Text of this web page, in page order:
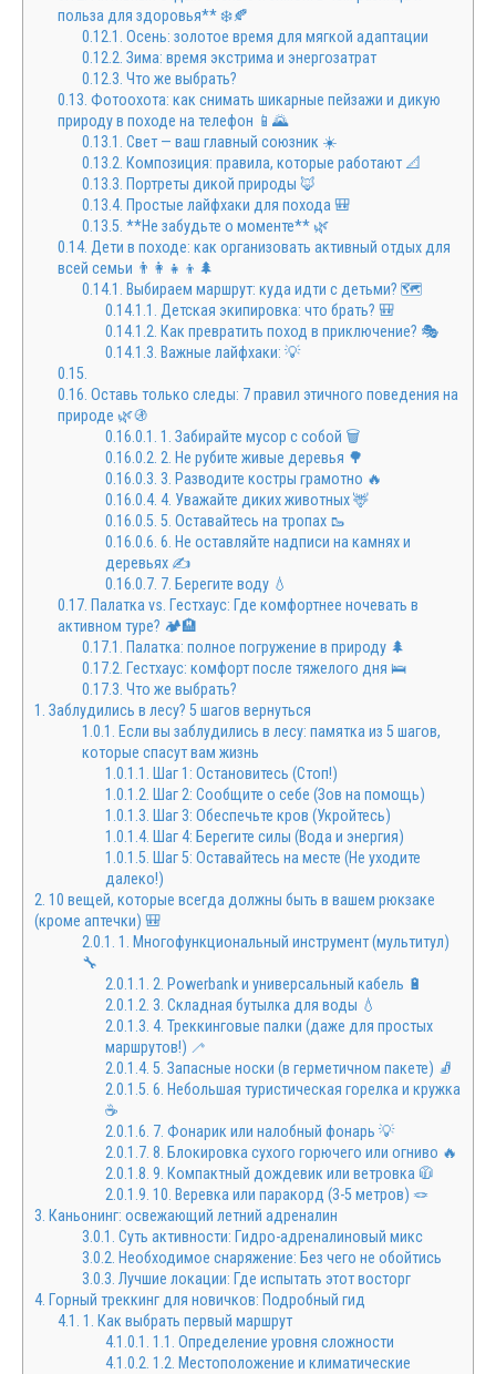
польза для здоровья** ❄️🍂
0.12.1. Осень: золотое время для мягкой адаптации
0.12.2. Зима: время экстрима и энергозатрат
0.12.3. Что же выбрать?
0.13. Фотоохота: как снимать шикарные пейзажи и дикую
природу в походе на телефон 📱🌄
0.13.1. Свет — ваш главный союзник ☀️
0.13.2. Композиция: правила, которые работают 📐
0.13.3. Портреты дикой природы 🦊
0.13.4. Простые лайфхаки для похода 🎒
0.13.5. **Не забудьте о моменте** 🌿
0.14. Дети в походе: как организовать активный отдых для
всей семьи 👨‍👩‍👧‍👦🌲
0.14.1. Выбираем маршрут: куда идти с детьми? 🗺️
0.14.1.1. Детская экипировка: что брать? 🎒
0.14.1.2. Как превратить поход в приключение? 🎭
0.14.1.3. Важные лайфхаки: 💡
0.15.
0.16. Оставь только следы: 7 правил этичного поведения на
природе 🌿🚯
0.16.0.1. 1. Забирайте мусор с собой 🗑️
0.16.0.2. 2. Не рубите живые деревья 🌳
0.16.0.3. 3. Разводите костры грамотно 🔥
0.16.0.4. 4. Уважайте диких животных 🦌
0.16.0.5. 5. Оставайтесь на тропах 🥾
0.16.0.6. 6. Не оставляйте надписи на камнях и
деревьях ✍️
0.16.0.7. 7. Берегите воду 💧
0.17. Палатка vs. Гестхаус: Где комфортнее ночевать в
активном туре? 🏕️🏨
0.17.1. Палатка: полное погружение в природу 🌲
0.17.2. Гестхаус: комфорт после тяжелого дня 🛌
0.17.3. Что же выбрать?
1. Заблудились в лесу? 5 шагов вернуться
1.0.1. Если вы заблудились в лесу: памятка из 5 шагов,
которые спасут вам жизнь
1.0.1.1. Шаг 1: Остановитесь (Стоп!)
1.0.1.2. Шаг 2: Сообщите о себе (Зов на помощь)
1.0.1.3. Шаг 3: Обеспечьте кров (Укройтесь)
1.0.1.4. Шаг 4: Берегите силы (Вода и энергия)
1.0.1.5. Шаг 5: Оставайтесь на месте (Не уходите
далеко!)
2. 10 вещей, которые всегда должны быть в вашем рюкзаке
(кроме аптечки) 🎒
2.0.1. 1. Многофункциональный инструмент (мультитул)
🔧
2.0.1.1. 2. Powerbank и универсальный кабель 🔋
2.0.1.2. 3. Складная бутылка для воды 💧
2.0.1.3. 4. Треккинговые палки (даже для простых
маршрутов!) 🦯
2.0.1.4. 5. Запасные носки (в герметичном пакете) 🧦
2.0.1.5. 6. Небольшая туристическая горелка и кружка
☕
2.0.1.6. 7. Фонарик или налобный фонарь 💡
2.0.1.7. 8. Блокировка сухого горючего или огниво 🔥
2.0.1.8. 9. Компактный дождевик или ветровка 🧥
2.0.1.9. 10. Веревка или паракорд (3-5 метров) 🪢
3. Каньонинг: освежающий летний адреналин
3.0.1. Суть активности: Гидро-адреналиновый микс
3.0.2. Необходимое снаряжение: Без чего не обойтись
3.0.3. Лучшие локации: Где испытать этот восторг
4. Горный треккинг для новичков: Подробный гид
4.1. 1. Как выбрать первый маршрут
4.1.0.1. 1.1. Определение уровня сложности
4.1.0.2. 1.2. Местоположение и климатические